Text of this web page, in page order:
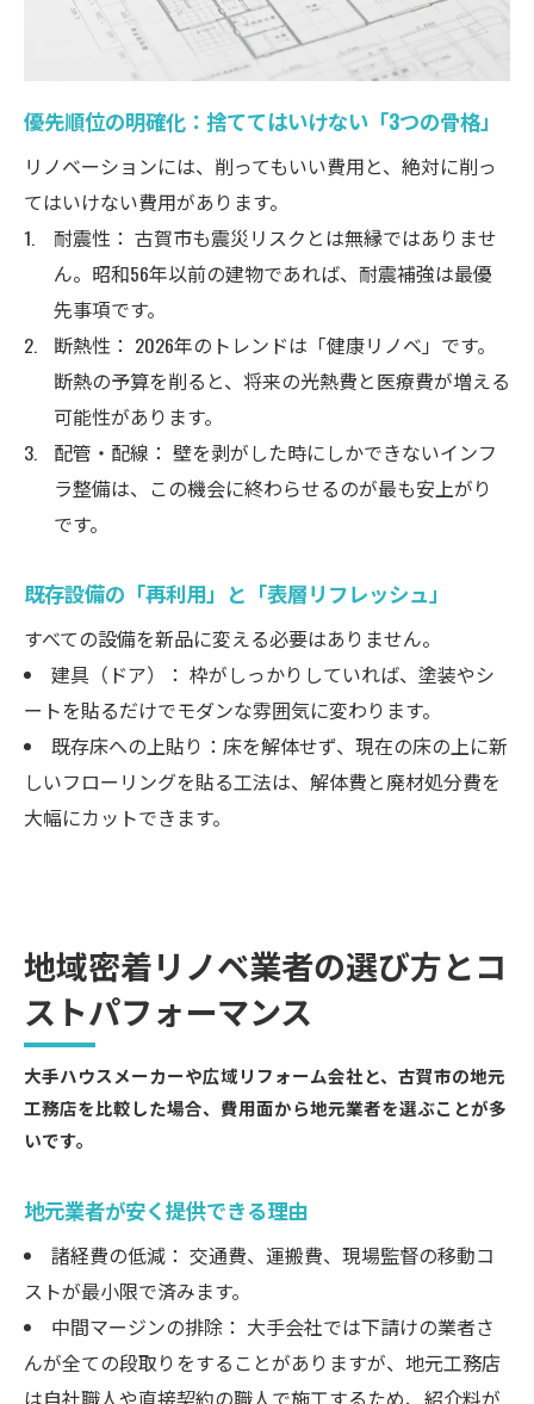
優先順位の明確化：捨ててはいけない「3つの骨格」
リノベーションには、削ってもいい費用と、絶対に削っ
てはいけない費用があります。
耐震性： 古賀市も震災リスクとは無縁ではありませ
ん。昭和56年以前の建物であれば、耐震補強は最優
先事項です。
断熱性： 2026年のトレンドは「健康リノベ」です。
断熱の予算を削ると、将来の光熱費と医療費が増える
可能性があります。
配管・配線： 壁を剥がした時にしかできないインフ
ラ整備は、この機会に終わらせるのが最も安上がり
です。
既存設備の「再利用」と「表層リフレッシュ」
すべての設備を新品に変える必要はありません。
建具（ドア）： 枠がしっかりしていれば、塗装やシ
ートを貼るだけでモダンな雰囲気に変わります。
既存床への上貼り：床を解体せず、現在の床の上に新
しいフローリングを貼る工法は、解体費と廃材処分費を
大幅にカットできます。
地域密着リノベ業者の選び方とコ
ストパフォーマンス
大手ハウスメーカーや広域リフォーム会社と、古賀市の地元
工務店を比較した場合、費用面から地元業者を選ぶことが多
いです。
地元業者が安く提供できる理由
諸経費の低減： 交通費、運搬費、現場監督の移動コ
ストが最小限で済みます。
中間マージンの排除： 大手会社では下請けの業者さ
んが全ての段取りをすることがありますが、地元工務店
は自社職人や直接契約の職人で施工するため、紹介料が